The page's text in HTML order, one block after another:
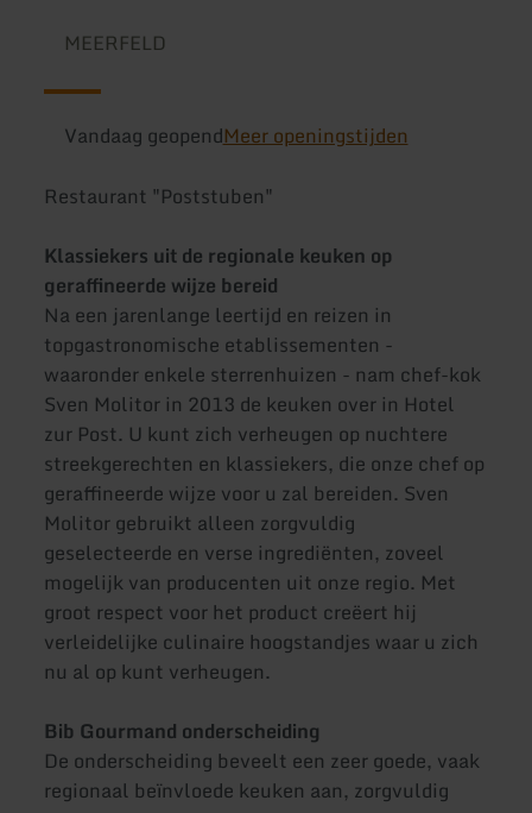
MEERFELD
Vandaag geopendMeer openingstijden
Restaurant "Poststuben"
Klassiekers uit de regionale keuken op
geraffineerde wijze bereid
Na een jarenlange leertijd en reizen in
topgastronomische etablissementen -
waaronder enkele sterrenhuizen - nam chef-kok
Sven Molitor in 2013 de keuken over in Hotel
zur Post. U kunt zich verheugen op nuchtere
streekgerechten en klassiekers, die onze chef op
geraffineerde wijze voor u zal bereiden. Sven
Molitor gebruikt alleen zorgvuldig
geselecteerde en verse ingrediënten, zoveel
mogelijk van producenten uit onze regio. Met
groot respect voor het product creëert hij
verleidelijke culinaire hoogstandjes waar u zich
nu al op kunt verheugen.
Bib Gourmand onderscheiding
De onderscheiding beveelt een zeer goede, vaak
regionaal beïnvloede keuken aan, zorgvuldig